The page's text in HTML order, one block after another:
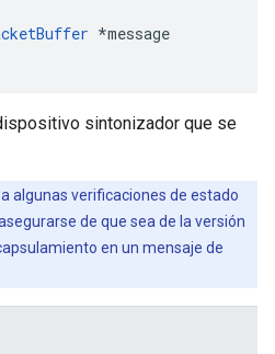
*message
sintonizador que se
algunas verificaciones de estado
de que sea de la versión
en un mensaje de